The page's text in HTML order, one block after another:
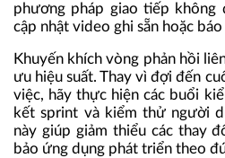
phương pháp giao tiếp không
cập nhật video ghi sẵn hoặc
Khuyến khích vòng phản hồi
ưu hiệu suất. Thay vì đợi đến
việc, hãy thực hiện các buổi
kết sprint và kiểm thử người
này giúp giảm thiểu các thay
bảo ứng dụng phát triển theo